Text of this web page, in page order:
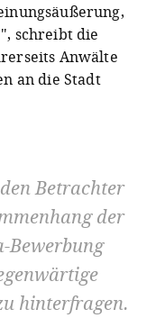
schreibt die
Anwälte
an die Stadt
Betrachter
der
Bewerbung
hinterfragen.